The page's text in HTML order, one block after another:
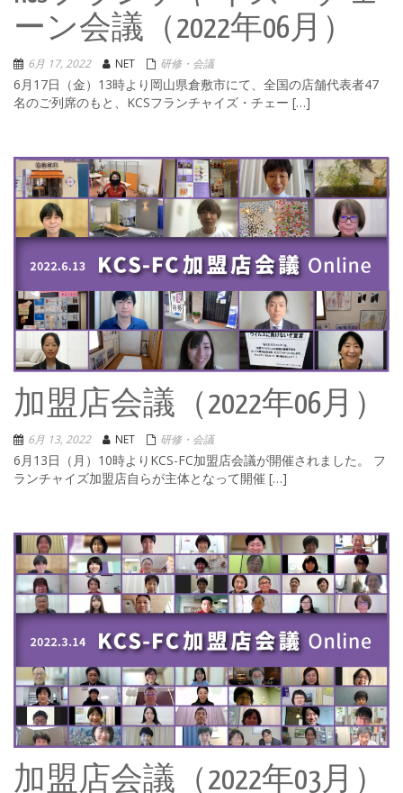
ーン会議（2022年06月）
6月 17, 2022 NET 研修・会議
6月17日（金）13時より岡山県倉敷市にて、全国の店舗代表者47
名のご列席のもと、KCSフランチャイズ・チェー […]
加盟店会議（2022年06月）
6月 13, 2022 NET 研修・会議
6月13日（月）10時よりKCS-FC加盟店会議が開催されました。 フ
ランチャイズ加盟店自らが主体となって開催 […]
加盟店会議（2022年03月）